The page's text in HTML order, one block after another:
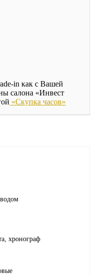
in как с Вашей
салона «Инвест
«Скупка часов»
хронограф